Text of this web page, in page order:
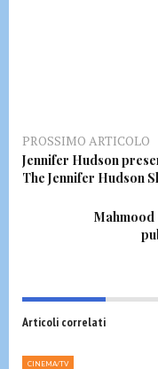
PROSSIMO ARTICOLO
Jennifer Hudson
The Jennifer Hudson
Mahmood
Articoli correlati
CINEMA/TV